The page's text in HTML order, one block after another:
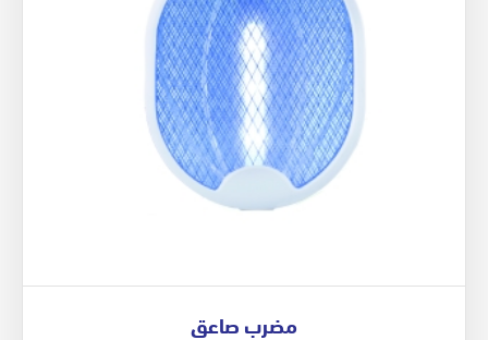
مضرب صاعق